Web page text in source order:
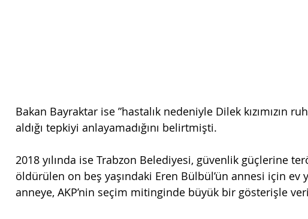
Bakan Bayraktar ise ”hastalık nedeniyle Dilek kızımızın
aldığı tepkiyi anlayamadığını belirtmişti.
2018 yılında ise Trabzon Belediyesi, güvenlik güçlerine
öldürülen on beş yaşındaki Eren Bülbül’ün annesi için ev
anneye, AKP’nin seçim mitinginde büyük bir gösterişle